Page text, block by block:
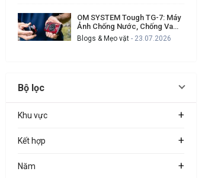
OM SYSTEM Tough TG-7: Máy
Ảnh Chống Nước, Chống Va
Đập Cho Ai Thường Xuyên Gặp
Sự Cố Khi Quay Ngoài Trời?
Blogs & Mẹo vặt - 23.07.2026
Bộ lọc
Khu vực +
Kết hợp +
Năm +